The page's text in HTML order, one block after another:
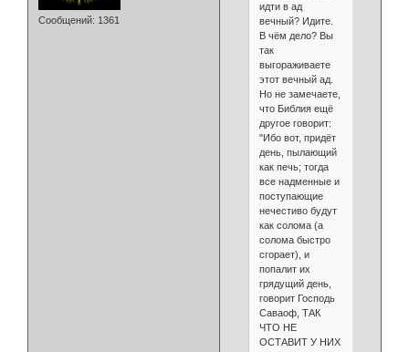
Сообщений: 1361
идти в ад
вечный? Идите.
В чём дело? Вы
так
выгораживаете
этот вечный ад.
Но не замечаете,
что Библия ещё
другое говорит:
"Ибо вот, придёт
день, пылающий
как печь; тогда
все надменные и
поступающие
нечестиво будут
как солома (а
солома быстро
сгорает), и
попалит их
грядущий день,
говорит Господь
Саваоф, ТАК
ЧТО НЕ
ОСТАВИТ У НИХ